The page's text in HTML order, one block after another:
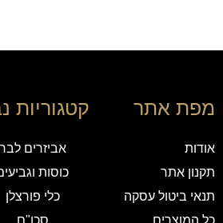
מפת אתר
אודות
תקנון אתר
תנאי ביטול עסקה
קטגוריות
אביזרים לבר
כוסות
כלי פורצלן